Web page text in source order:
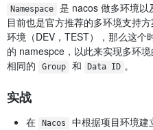
Namespace
是 nacos 做多环境以
目前也是官方推荐的多环境支持
环境（DEV，TEST），那么这个
的 namespce，以此来实现多环
相同的
Group 和 Data ID 。
实战
在 Nacos 中根据项目环境建